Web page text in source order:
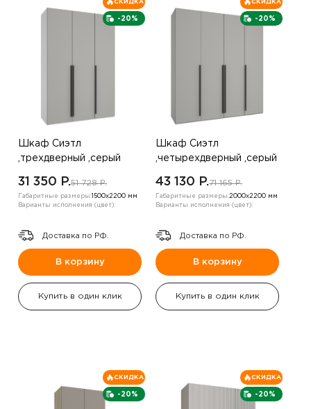
-20%
СКИДКА
Шкаф Сиэтл
,трехдверный ,серый
31 350 P.51 728 P.
Габаритные размеры: 1500х2200 мм
Варианты исполнения (цвет):
Доставка по РФ.
В корзину
Купить в один клик
-20%
СКИДКА
Шкаф Сиэтл
,четырехдверный ,серый
43 130 P.71 165 P.
Габаритные размеры:2000х2200 мм
Варианты исполнения (цвет):
Доставка по РФ.
В корзину
Купить в один клик
-20%
СКИДКА
-20%
СКИДКА